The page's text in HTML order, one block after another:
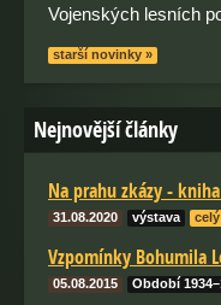
Vojenských lesních
starší novinky »
Nejnovější články
Na prahu zkázy -
31.08.2020 výstava
Vzpomínky Bohumila
05.08.2015 Období